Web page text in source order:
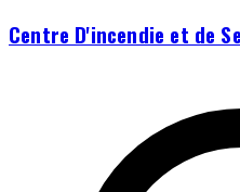
Centre D'incendie et de